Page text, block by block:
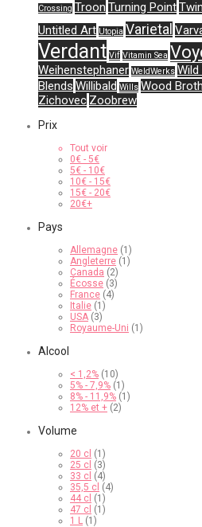
Crossing Troon Turning Point
Untitled Art Utopia Varietal
Verdant Vif Vitamin Sea
Weihenstephaner WeldWerks
Blends Willibald Wills Wood
Zichovec Zoobrew
Prix
Tout voir
0€ - 5€
5€ - 10€
10€ - 15€
15€ - 20€
20€+
Pays
Allemagne (1)
Angleterre (1)
Canada (2)
Écosse (3)
France (4)
Italie (1)
USA (3)
Royaume-Uni (1)
Alcool
< 1,2% (10)
5% - 7,9% (1)
8% - 11,9% (1)
12% et + (2)
Volume
20 cl (1)
25 cl (3)
33 cl (4)
35,5 cl (4)
44 cl (1)
47 cl (1)
1 L (1)